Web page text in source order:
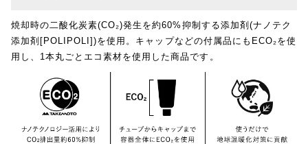
焼却時の二酸化炭素(CO₂)発生を約60%抑制する添加剤(ナノテク
添加剤[POLIPOLI])を使用。キャップなどの付属品にもECO₂を使
用し、1本丸ごとエコ素材を使用した商品です。